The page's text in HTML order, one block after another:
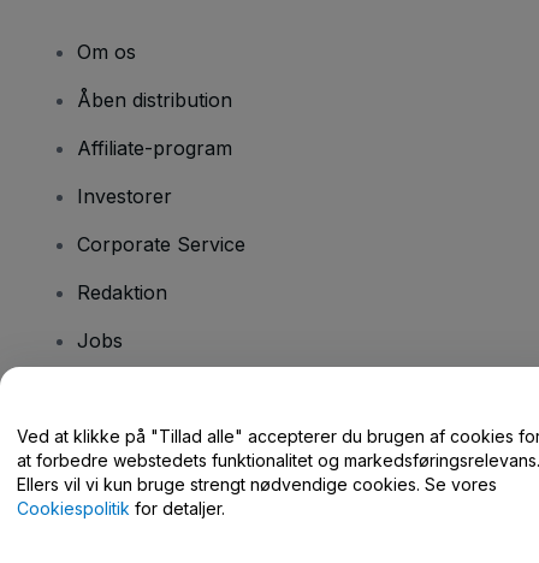
Om os
Åben distribution
Affiliate-program
Investorer
Corporate Service
Redaktion
Jobs
Har du spørgsmål?
Hjælpecenter / Kontakt os
Ved at klikke på "Tillad alle" accepterer du brugen af cookies
at forbedre webstedets funktionalitet og markedsføringsrelevans.
Ellers vil vi kun bruge strengt nødvendige cookies. Se vores
Cookiespolitik for detaljer.